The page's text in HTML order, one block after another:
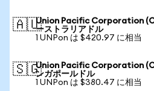
🇦🇺Union Pacific Corporation
ーストラリアドル
1 UNPon は $420.97 に相当
🇸🇬Union Pacific Corporation
ンガポールドル
1 UNPon は $380.47 に相当